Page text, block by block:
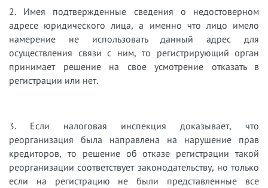
2. Имея подтвержденные сведения о недостоверном
адресе юридического лица, а именно что лицо имело
намерение не использовать данный адрес для
осуществления связи с ним, то регистрирующий орган
принимает решение на свое усмотрение отказать в
регистрации или нет.
3. Если налоговая инспекция доказывает, что
реорганизация была направлена на нарушение прав
кредиторов, то решение об отказе регистрации такой
реорганизации соответствует законодательству, но только
если на регистрацию не были представленные все